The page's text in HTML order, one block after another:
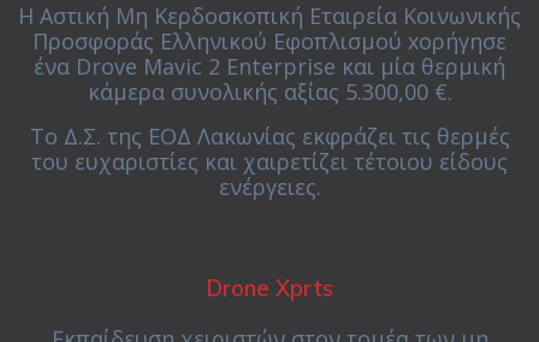
H Αστική Μη Κερδοσκοπική Εταιρεία Κοινωνικής
Προσφοράς Ελληνικού Εφοπλισμού xορήγησε
ένα Drove Mavic 2 Enterprise και μία θερμική
κάμερα συνολικής αξίας 5.300,00 €.
Το Δ.Σ. της ΕΟΔ Λακωνίας εκφράζει τις θερμές
του ευχαριστίες και χαιρετίζει τέτοιου είδους
ενέργειες.
Drone Xprts